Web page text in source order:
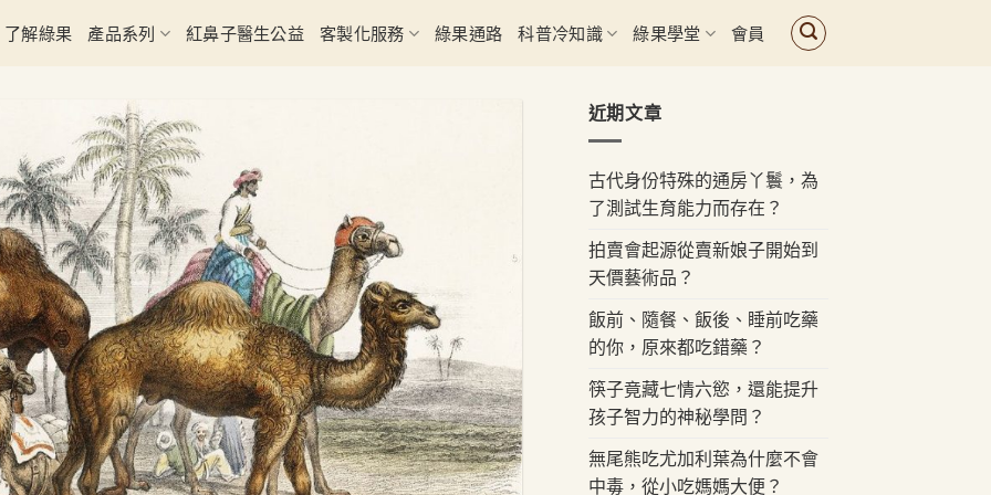
了解綠果 產品系列 紅鼻子醫生公益 客製化服務 綠果通路 科普冷知識 綠果學堂 會員
近期文章
古代身份特殊的通房丫鬟，為
了測試生育能力而存在？
拍賣會起源從賣新娘子開始到
天價藝術品？
飯前、隨餐、飯後、睡前吃藥
的你，原來都吃錯藥？
筷子竟藏七情六慾，還能提升
孩子智力的神秘學問？
無尾熊吃尤加利葉為什麼不會
中毒，從小吃媽媽大便？